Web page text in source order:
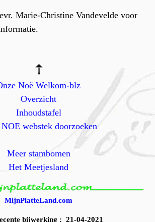
Marie-Christine Vandevelde voor
Noë Welkom-blz
Overzicht
Inhoudstafel
webstek doorzoeken
Meer stambomen
Het Meetjesland
MijnPlatteLand.com
bijwerking : 21-04-2021